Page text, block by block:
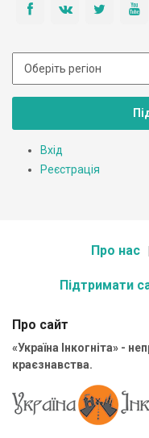
Вхід
Реєстрація
Про нас
Підтримати
Про сайт
«Україна Інкогніта» -
краєзнавства.